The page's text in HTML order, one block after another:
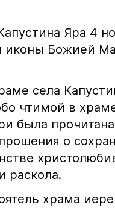
Яра 4
иконы Божией
села
чтимой в
была
о
раскола.
храма